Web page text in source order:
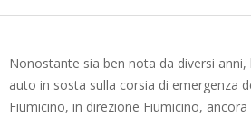
Nonostante sia ben nota da diversi
auto in sosta sulla corsia di emergenza
Fiumicino, in direzione Fiumicino, ancora